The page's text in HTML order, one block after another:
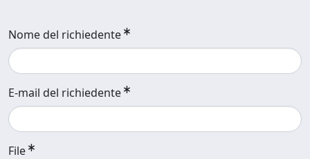
Nome del richiedente
E-mail del richiedente
File